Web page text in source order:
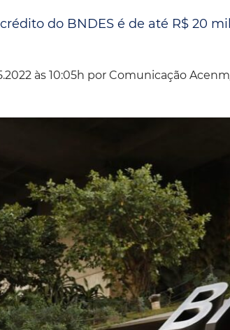
Proteção ao
do BNDES é de até R$ 20
às 10:05h por Comunicação